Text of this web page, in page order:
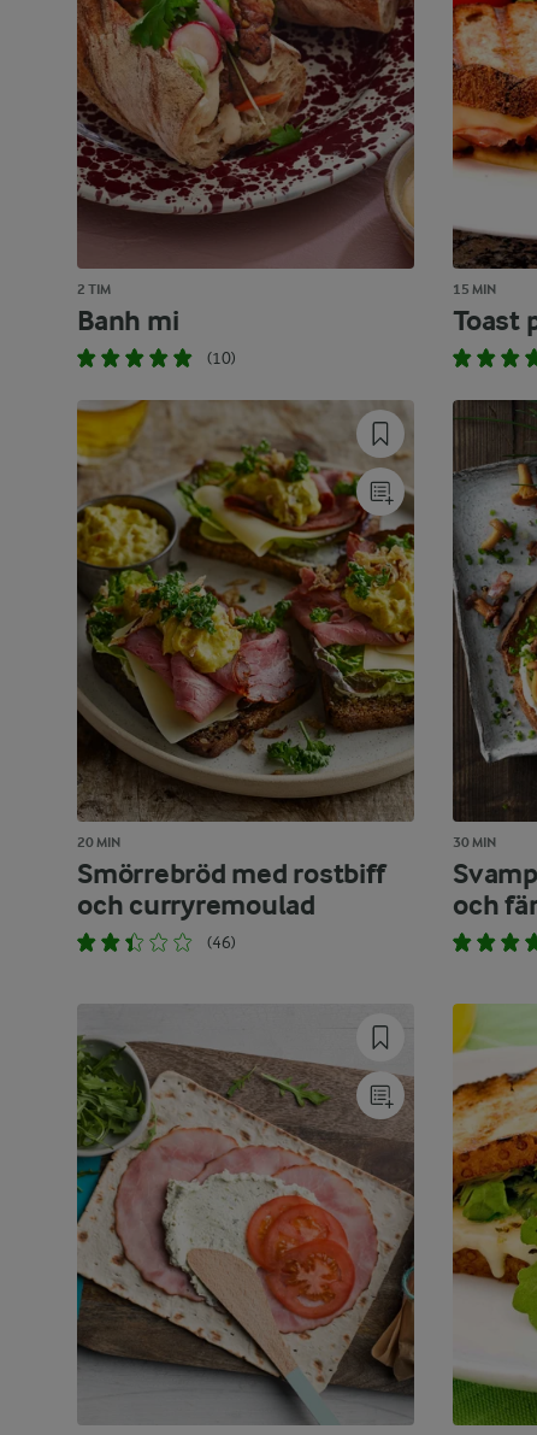
2 TIM
Banh mi
(10)
15 MIN
Toast
20 MIN
Smörrebröd med rostbiff
och curryremoulad
(46)
30 MIN
och